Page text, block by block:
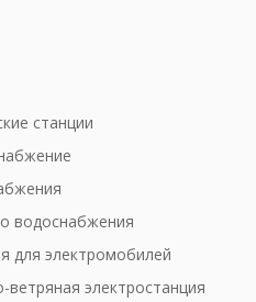
станции
водоснабжения
для электромобилей
электростанция